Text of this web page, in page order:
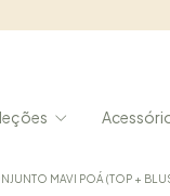
MAVI POÁ (TOP +